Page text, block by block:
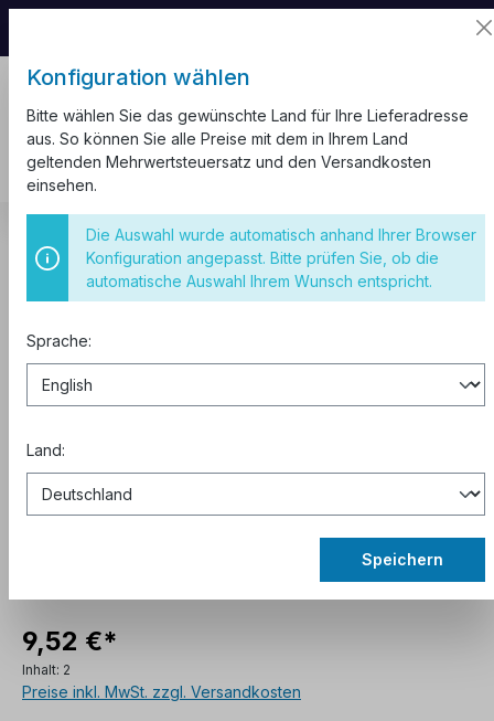
Kabelkanal Fussbodenkabelkanal
2m Fussboden Kabelkanal 50x13
9,52 €*
Inhalt: 2
Preise inkl. MwSt. zzgl. Versandkosten
Konfiguration wählen
Bitte wählen Sie das gewünschte Land für Ihre Lieferadresse
aus. So können Sie alle Preise mit dem in Ihrem Land
geltenden Mehrwertsteuersatz und den Versandkosten
einsehen.
Die Auswahl wurde automatisch anhand Ihrer Browser
Konfiguration angepasst. Bitte prüfen Sie, ob die
automatische Auswahl Ihrem Wunsch entspricht.
Sprache:
Land:
Speichern